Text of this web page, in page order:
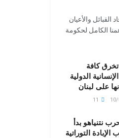
القبائل والأعيان
الكامل لحكومة
تخرق كافة
الدولية
على لبنان
نتنياهو بدأ
الإبادة التوراتية